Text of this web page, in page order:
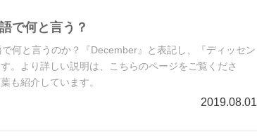
で何と言う？
で何と言うのか？『December』と表記し、『ディッセン
。より詳しい説明は、こちらのページをご覧くださ
も紹介しています。
2019.08.01